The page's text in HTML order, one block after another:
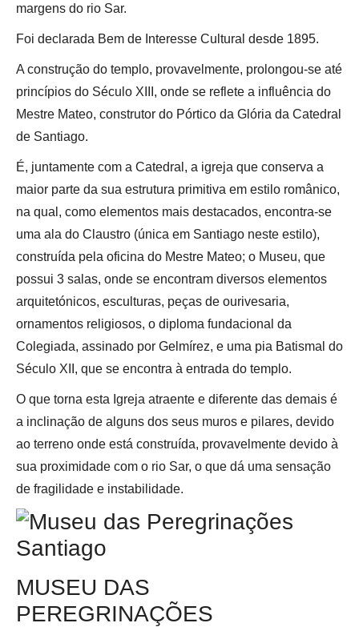
margens do rio Sar.
Foi declarada Bem de Interesse Cultural desde 1895.
A construção do templo, provavelmente, prolongou-se até
princípios do Século XIII, onde se reflete a influência do
Mestre Mateo, construtor do Pórtico da Glória da Catedral
de Santiago.
É, juntamente com a Catedral, a igreja que conserva a
maior parte da sua estrutura primitiva em estilo românico,
na qual, como elementos mais destacados, encontra-se
uma ala do Claustro (única em Santiago neste estilo),
construída pela oficina do Mestre Mateo; o Museu, que
possui 3 salas, onde se encontram diversos elementos
arquitetónicos, esculturas, peças de ourivesaria,
ornamentos religiosos, o diploma fundacional da
Colegiada, assinado por Gelmírez, e uma pia Batismal do
Século XII, que se encontra à entrada do templo.
O que torna esta Igreja atraente e diferente das demais é
a inclinação de alguns dos seus muros e pilares, devido
ao terreno onde está construída, provavelmente devido à
sua proximidade com o rio Sar, o que dá uma sensação
de fragilidade e instabilidade.
MUSEU DAS
PEREGRINAÇÕES